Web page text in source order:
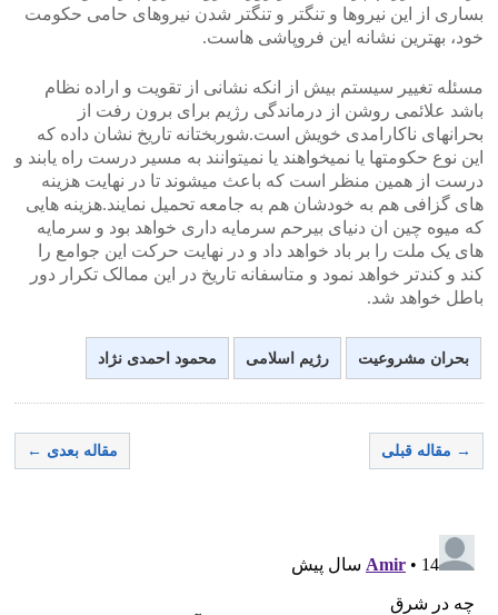
بساری از این نیروها و تنگتر و تنگتر شدن نیروهای حامی حکومت
خود، بهترین نشانه این فروپاشی هاست.
مسئله تغییر سیستم بیش از انکه نشانی از تقویت و اراده نظام
باشد علائمی روشن از درماندگی رژیم برای برون رفت از
بحرانهای ناکارامدی خویش است.شوربختانه تاریخ نشان داده که
این نوع حکومتها یا نمیخواهند یا نمیتوانند به مسیر درست راه یابند و
درست از همین منظر است که باعث میشوند تا در نهایت هزینه
های گزافی هم به خودشان هم به جامعه تحمیل نمایند.هزینه هایی
که میوه چین ان دنیای بیرحم سرمایه داری خواهد بود و سرمایه
های یک ملت را بر باد خواهد داد و در نهایت حرکت این جوامع را
کند و کندتر خواهد نمود و متاسفانه تاریخ در این ممالک تکرار دور
باطل خواهد شد.
بحران مشروعیت رژیم اسلامی محمود احمدی نژاد
→ مقاله قبلی مقاله بعدی ←